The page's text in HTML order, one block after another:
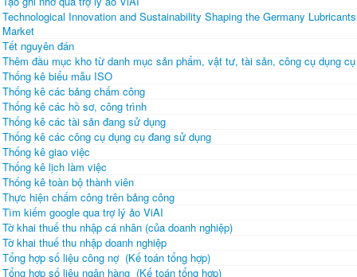
Technological Innovation and Sustainability Shaping the Germany Lubricants
Market
Tết nguyên đán
Thêm đầu mục kho từ danh mục sản phẩm, vật tư, tài sản, công cụ dụng cụ
Thống kê biểu mẫu ISO
Thống kê các bảng chấm công
Thống kê các hồ sơ, công trình
Thống kê các tài sản đang sử dụng
Thống kê các công cụ dụng cụ đang sử dụng
Thống kê giao việc
Thống kê lịch làm việc
Thống kê toàn bộ thành viên
Thực hiện chấm công trên bảng công
Tìm kiếm google qua trợ lý ảo ViAI
Tờ khai thuế thu nhập cá nhân (của doanh nghiệp)
Tờ khai thuế thu nhập doanh nghiệp
Tổng hợp số liệu công nợ (Kế toán tổng hợp)
Tổng hợp số liệu ngân hàng (Kế toán tổng hợp)